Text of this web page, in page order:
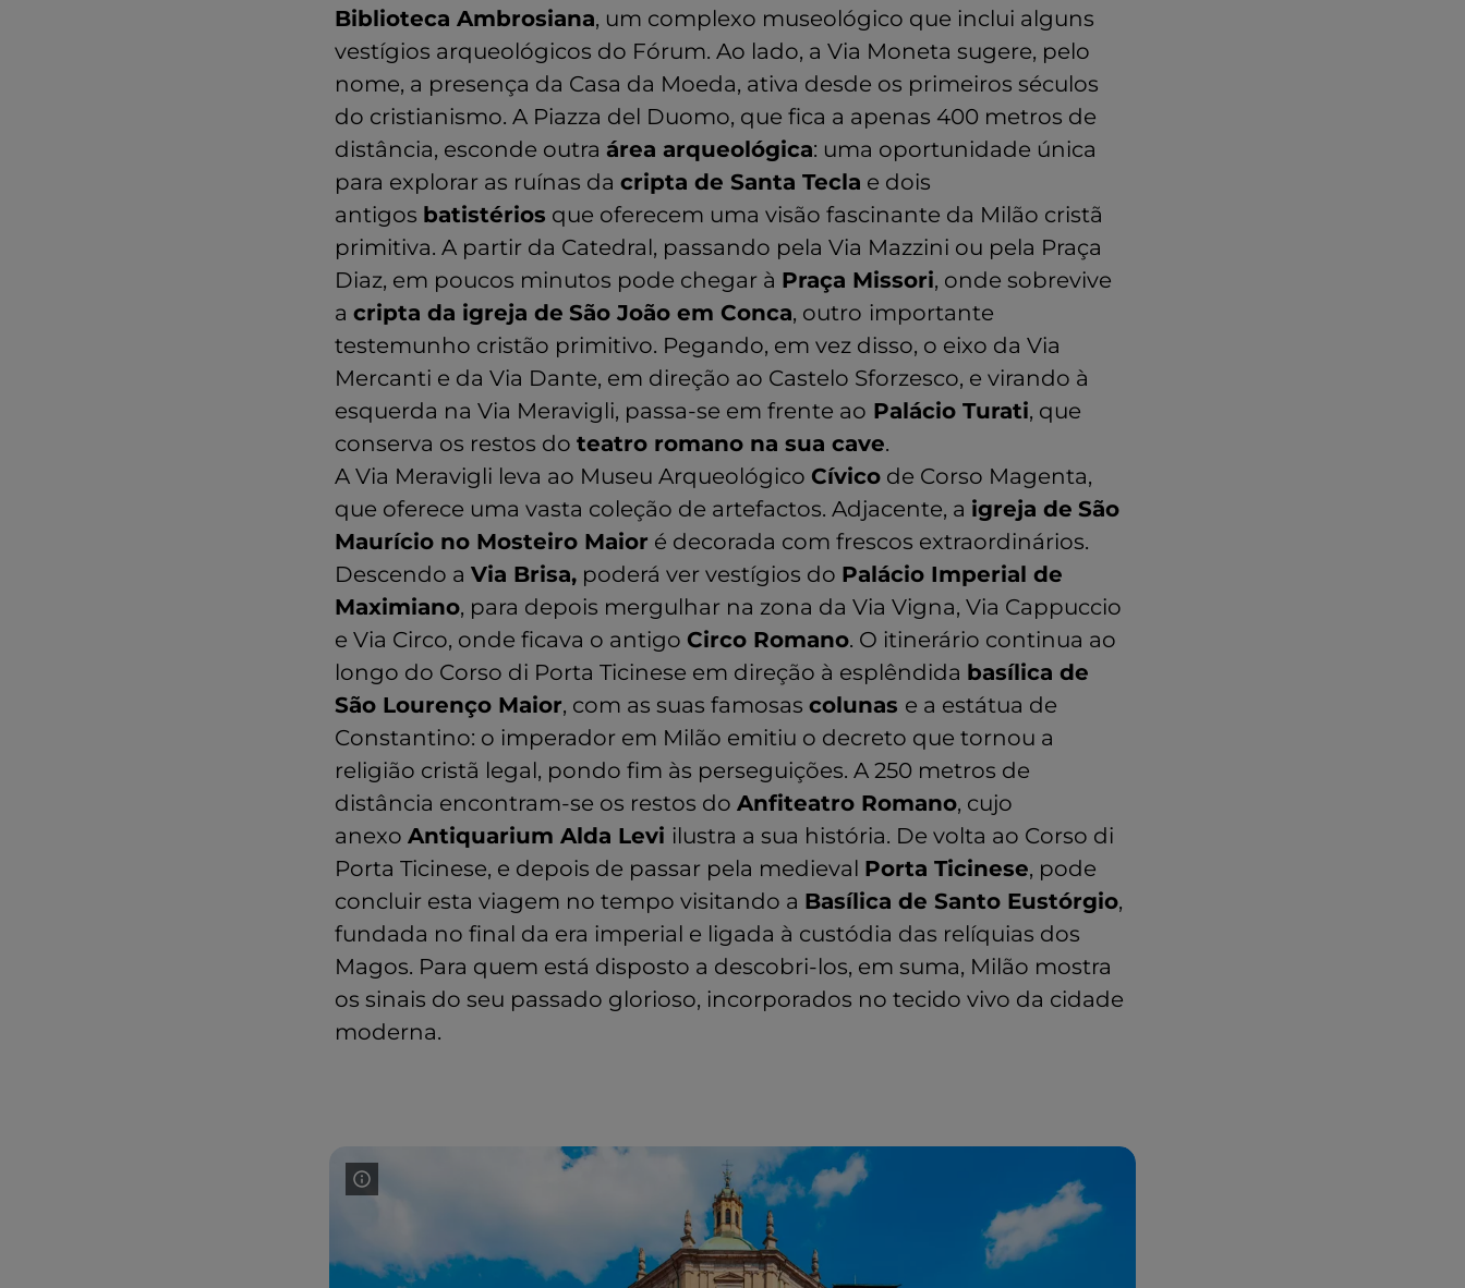
Biblioteca Ambrosiana, um complexo museológico que inclui alguns
vestígios arqueológicos do Fórum. Ao lado, a Via Moneta sugere, pelo
nome, a presença da Casa da Moeda, ativa desde os primeiros séculos
do cristianismo. A Piazza del Duomo, que fica a apenas 400 metros de
distância, esconde outra área arqueológica: uma oportunidade única
para explorar as ruínas da cripta de Santa Tecla e dois
antigos batistérios que oferecem uma visão fascinante da Milão cristã
primitiva. A partir da Catedral, passando pela Via Mazzini ou pela Praça
Diaz, em poucos minutos pode chegar à Praça Missori, onde sobrevive
a cripta da igreja de São João em Conca, outro importante
testemunho cristão primitivo. Pegando, em vez disso, o eixo da Via
Mercanti e da Via Dante, em direção ao Castelo Sforzesco, e virando à
esquerda na Via Meravigli, passa-se em frente ao Palácio Turati, que
conserva os restos do teatro romano na sua cave.
A Via Meravigli leva ao Museu Arqueológico Cívico de Corso Magenta,
que oferece uma vasta coleção de artefactos. Adjacente, a igreja de São
Maurício no Mosteiro Maior é decorada com frescos extraordinários.
Descendo a Via Brisa, poderá ver vestígios do Palácio Imperial de
Maximiano, para depois mergulhar na zona da Via Vigna, Via Cappuccio
e Via Circo, onde ficava o antigo Circo Romano. O itinerário continua ao
longo do Corso di Porta Ticinese em direção à esplêndida basílica de
São Lourenço Maior, com as suas famosas colunas e a estátua de
Constantino: o imperador em Milão emitiu o decreto que tornou a
religião cristã legal, pondo fim às perseguições. A 250 metros de
distância encontram-se os restos do Anfiteatro Romano, cujo
anexo Antiquarium Alda Levi ilustra a sua história. De volta ao Corso di
Porta Ticinese, e depois de passar pela medieval Porta Ticinese, pode
concluir esta viagem no tempo visitando a Basílica de Santo Eustórgio,
fundada no final da era imperial e ligada à custódia das relíquias dos
Magos. Para quem está disposto a descobri-los, em suma, Milão mostra
os sinais do seu passado glorioso, incorporados no tecido vivo da cidade
moderna.